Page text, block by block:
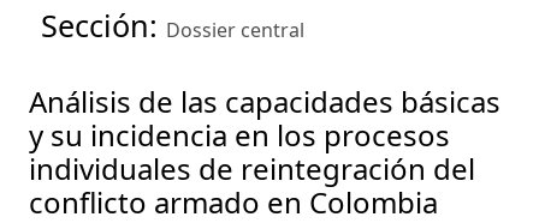
Sección: Dossier central
Análisis de las capacidades básicas
y su incidencia en los procesos
individuales de reintegración del
conflicto armado en Colombia